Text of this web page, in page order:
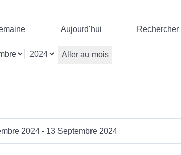
Aujourd'hui Rechercher
Aller au mois
2024 - 13 Septembre 2024